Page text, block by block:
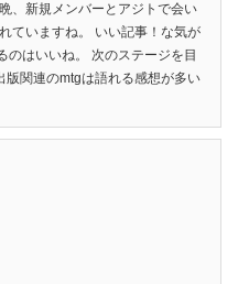
、新規メンバーとアジトで会い
ていますね。 いい記事！な気が
のはいいね。 次のステージを目
関連のmtgは語れる感想が多い